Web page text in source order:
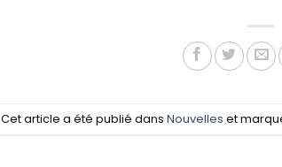
Cet article a été publié dans Nouvelles et